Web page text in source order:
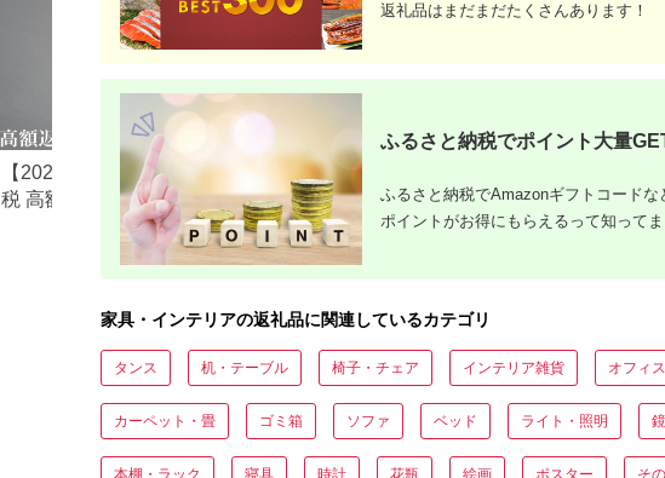
【2026年最新】ふるさと納
税 高額返礼品ランキング｜
10万円〜100万円超の豪華
ふるさと納税のテーブルお
すすめランキング【2026年
最新版】
返礼品はまだまだたくさんあります！
ふるさと納税でポイント大量
ふるさと納税でAmazonギフトコードな
ポイントがお得にもらえるって知って
家具・インテリアの返礼品に関連しているカテゴリ
タンス 机・テーブル 椅子・チェア インテリア雑貨 オフィ
カーペット・畳 ゴミ箱 ソファ ベッド ライト・照明 鏡
本棚・ラック 寝具 時計 花瓶 絵画 ポスター そ